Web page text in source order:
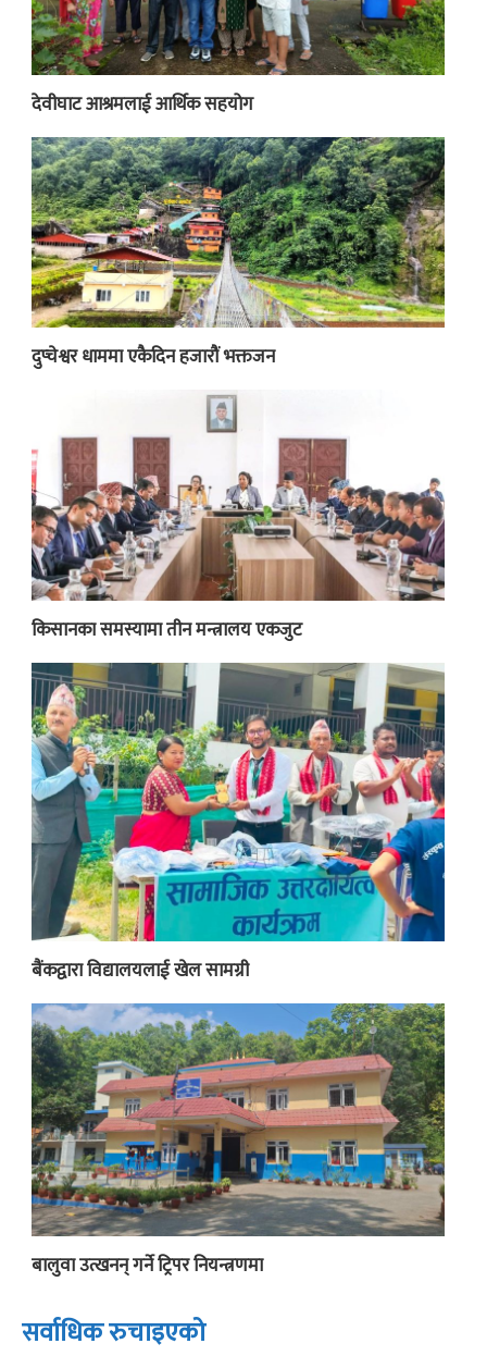
देवीघाट आश्रमलाई आर्थिक सहयोग
दुप्चेश्वर धाममा एकैदिन हजारौं भक्तजन
किसानका समस्यामा तीन मन्त्रालय एकजुट
बैंकद्वारा विद्यालयलाई खेल सामग्री
बालुवा उत्खनन् गर्ने ट्रिपर नियन्त्रणमा
सर्वाधिक रुचाइएको